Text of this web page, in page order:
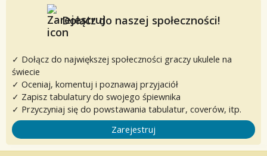
Dołącz do naszej społeczności!
✓ Dołącz do największej społeczności graczy ukulele na
świecie
✓ Oceniaj, komentuj i poznawaj przyjaciół
✓ Zapisz tabulatury do swojego śpiewnika
✓ Przyczyniaj się do powstawania tabulatur, coverów, itp.
Zarejestruj